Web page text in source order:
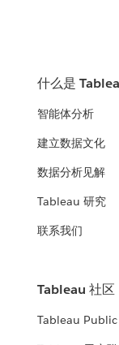
什么是
智能体分析
建立数据文化
数据分析见解
Tableau 研究
联系我们
Tableau 社区
Tableau Public